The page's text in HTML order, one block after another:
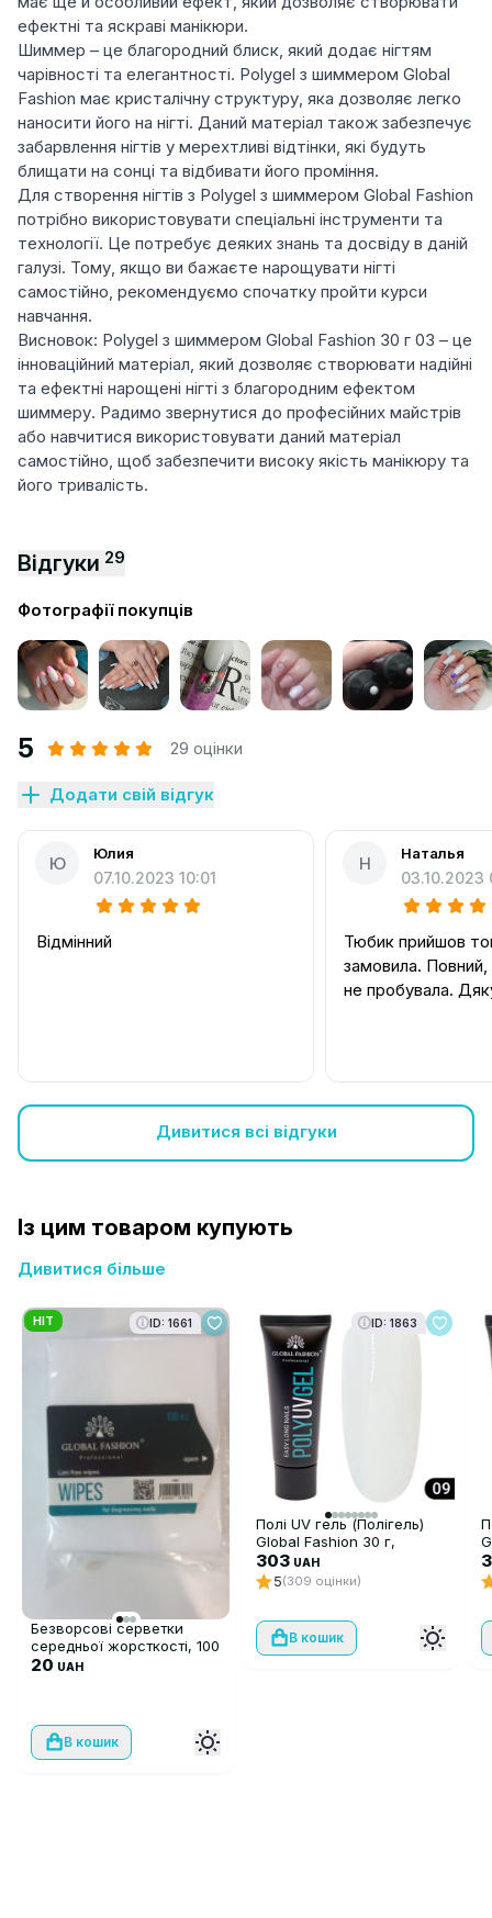
ефектні та яскраві манікюри.
Шиммер – це благородний блиск, який додає нігтям
чарівності та елегантності. Polygel з шиммером Global
Fashion має кристалічну структуру, яка дозволяє легко
наносити його на нігті. Даний матеріал також забезпечує
забарвлення нігтів у мерехтливі відтінки, які будуть
блищати на сонці та відбивати його проміння.
Для створення нігтів з Polygel з шиммером Global Fashion
потрібно використовувати спеціальні інструменти та
технології. Це потребує деяких знань та досвіду в даній
галузі. Тому, якщо ви бажаєте нарощувати нігті
самостійно, рекомендуємо спочатку пройти курси
навчання.
Висновок: Polygel з шиммером Global Fashion 30 г 03 – це
інноваційний матеріал, який дозволяє створювати надійні
та ефектні нарощені нігті з благородним ефектом
шиммеру. Радимо звернутися до професійних майстрів
або навчитися використовувати даний матеріал
самостійно, щоб забезпечити високу якість манікюру та
його тривалість.
Відгуки 29
Фотографії покупців
5 29 оцінки
Додати свій відгук
Ю Юлия
07.10.2023 10:01
Відмінний
Н Наталья
03.10.2023
Тюбик прийшов
замовила. Повний,
не пробувала.
Дивитися всі відгуки
Із цим товаром купують
Дивитися більше
HIT ID: 1661
Безворсові серветки
середньої жорсткості, 100
шт
20 UAH
В кошик
ID: 1863
Полі UV гель (Полігель)
Global Fashion 30 г,
прозорий 09
303 UAH
5(309 оцінки)
В кошик